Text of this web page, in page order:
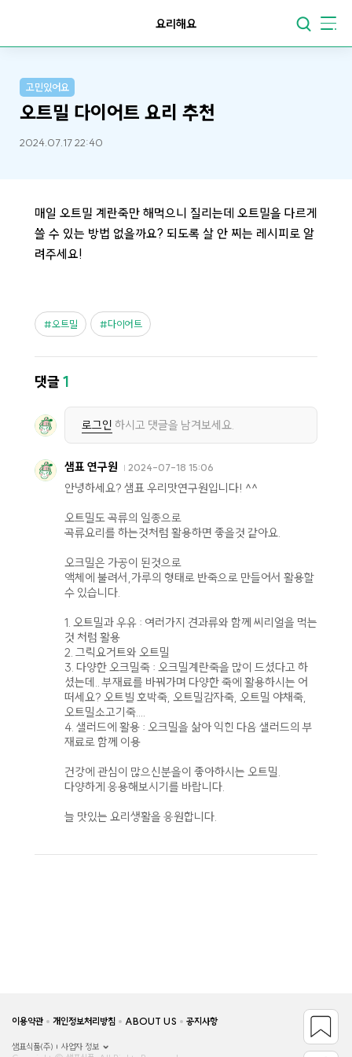
요리해요
고민있어요
오트밀 다이어트 요리 추천
2024.07.17 22:40
매일 오트밀 계란죽만 해먹으니 질리는데 오트밀을 다르게
쓸 수 있는 방법 없을까요? 되도록 살 안 찌는 레시피로 알
려주세요!
오트밀 다이어트
댓글1
로그인 하시고 댓글을 남겨보세요.
샘표 연구원 2024-07-18 15:06
안녕하세요? 샘표 우리맛연구원입니다! ^^
오트밀도 곡류의 일종으로
곡류요리를 하는것처럼 활용하면 좋을것 같아요.
오크밀은 가공이 된것으로
액체에 불려서,가루의 형태로 반죽으로 만들어서 활용할
수 있습니다.
1. 오트밀과 우유 : 여러가지 견과류와 함께 씨리얼을 먹는
것 처럼 활용
2. 그릭요거트와 오트밀
3. 다양한 오크밀죽 : 오크밀계란죽을 많이 드셨다고 하
셨는데.. 부재료를 바꿔가며 다양한 죽에 활용하시는 어
떠세요? 오트빌 호박죽, 오트밀감자죽, 오트밀 야채죽,
오트밀소고기죽....
4. 샐러드에 활용 : 오크밀을 삶아 익힌 다음 샐러드의 부
재료로 함께 이용
건강에 관심이 많으신분을이 좋아하시는 오트밀.
다양하게 응용해보시기를 바랍니다.
늘 맛있는 요리생활을 응원합니다.
이용약관 개인정보처리방침 ABOUT US 공지사항
샘표식품(주)
사업자 정보